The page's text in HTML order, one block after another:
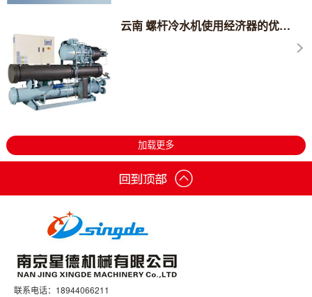
云南 螺杆冷水机使用经济器的优势有哪些？
加载更多
联系电话：18944066211